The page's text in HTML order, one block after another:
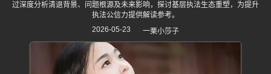
过深度分析清退背景、问题根源及未来影响，探讨基层执法生态重塑，为提升
执法公信力提供解读参考。
2026-05-23
一栗小莎子